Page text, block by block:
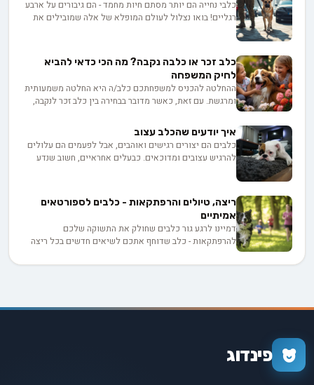
עולם החלומות הכלביים ונגלה את כל הסודות שיעזרו לכם
להבין ולדאוג לשינה האיכותית שלהם!
כלבי נחייה הם יותר מסתם חיות מחמד - הם גיבורים על ארבע
רגליים! בואו נצלול לעולם המופלא של אלה שמובילים את
ומעניקים עצמאות לבעליהם. מוכנים להתרגש?
כלב זכר או כלבה נקבה? מה הכי כדאי להביא
לחיק המשפחה
ההחלטה להכניס למשפחתכם כלב/ה היא החלטה משמעותית
ומרגשת. עם זאת, כאשר מדובר בבחירה בין כלב זכר לנקבה,
בצומת דרכים. שני המינים מציעים תכונות ושיקולים ייחודיים
שיכולים מאוד לעצב את החוויה הכוללת שלכם. בין אם אתם
בעלי כלבים בפעם הראשונה או חובבי חיות מחמד ותיקים,
מאמר זה נועד לשפוך אור על הנושא על ידי בחינת המאפיינים,
לדינמיקה המשפחתית ולאורח החיים שלכם.
איך יודעים שהכלב עצוב
כלבים הם יצורים רגישים ואוהבים, אבל לפעמים הם עלולים
להרגיש עצובים ומדוכאים. כבעלים אחראיים, חשוב שנדע
הם רק כמה מהרמזים שיכולים לרמז על מצוקה רגשית אצל
הכלב שלנו. אם אתם רוצים ללמוד איך לזהות שהכלב שלכם
סובל מדיכאון, ומה תוכלו לעשות כדי לעזור לו להתגבר על
תקופה קשה זו - המשיכו לקרוא. מאמר זה יספק לכם את
הכלים והידע הדרושים כדי להיות שם בשביל החבר הכי טוב
ריצה, טיולים והרפתקאות - כלבים לספורטאים
אמיתיים
דמיינו לרגע גור כלבים שחולק את התשוקה שלכם
להרפתקאות - כלב שדוחף אתכם לשיאים חדשים בכל ריצה
האתלטי ועד האסקי סיבירי הנמרץ, הכלבים החזקים האלה לא
פינדוג